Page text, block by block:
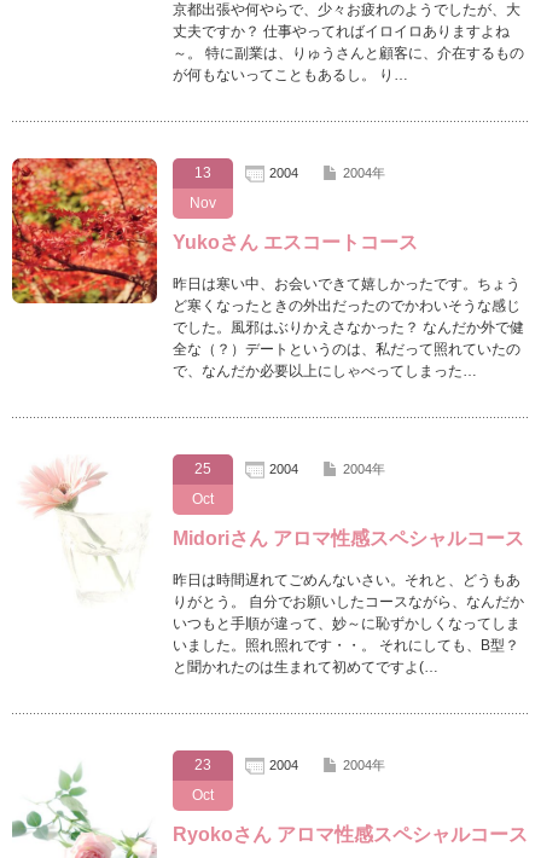
京都出張や何やらで、少々お疲れのようでしたが、大
丈夫ですか？ 仕事やってればイロイロありますよね
～。 特に副業は、りゅうさんと顧客に、介在するもの
が何もないってこともあるし。 り…
13
Nov
2004 2004年
Yukoさん エスコートコース
昨日は寒い中、お会いできて嬉しかったです。ちょう
ど寒くなったときの外出だったのでかわいそうな感じ
でした。風邪はぶりかえさなかった？ なんだか外で健
全な（？）デートというのは、私だって照れていたの
で、なんだか必要以上にしゃべってしまった…
25
Oct
2004 2004年
Midoriさん アロマ性感スペシャルコース
昨日は時間遅れてごめんないさい。それと、どうもあ
りがとう。 自分でお願いしたコースながら、なんだか
いつもと手順が違って、妙～に恥ずかしくなってしま
いました。照れ照れです・・。 それにしても、B型？
と聞かれたのは生まれて初めてですよ(…
23
Oct
2004 2004年
Ryokoさん アロマ性感スペシャルコース